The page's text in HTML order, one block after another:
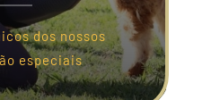
dos nossos
especiais